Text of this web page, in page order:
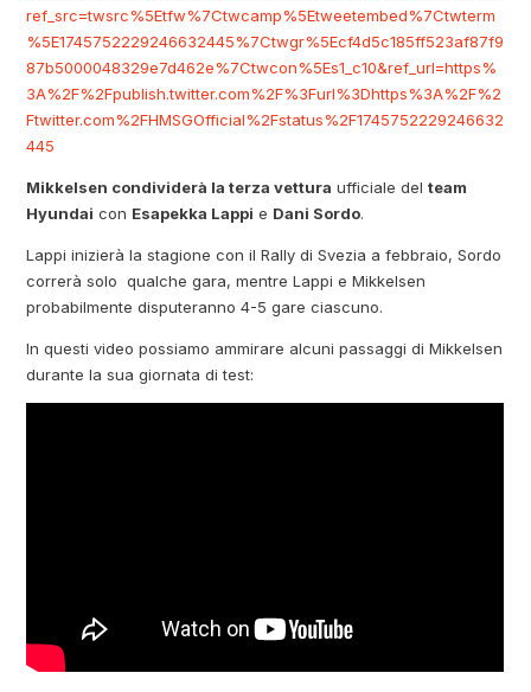
ref_src=twsrc%5Etfw%7Ctwcamp%5Etweetembed%7Ctwterm
%5E1745752229246632445%7Ctwgr%5Ecf4d5c185ff523af87f9
87b5000048329e7d462e%7Ctwcon%5Es1_c10&ref_url=https%
3A%2F%2Fpublish.twitter.com%2F%3Furl%3Dhttps%3A%2F%2
Ftwitter.com%2FHMSGOfficial%2Fstatus%2F1745752229246632
445
Mikkelsen condividerà la terza vettura ufficiale delteam
Hyundai con Esapekka Lappi e Dani Sordo.
Lappi inizierà la stagione con il Rally di Svezia a febbraio, Sordo
correrà solo qualche gara, mentre Lappi e Mikkelsen
probabilmente disputeranno 4-5 gare ciascuno.
In questi video possiamo ammirare alcuni passaggi di Mikkelsen
durante la sua giornata di test: